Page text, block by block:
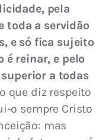
pela
toda a servidão
e só fica sujeito
é reinar, e pelo
a todas
que diz respeito
o sempre Cristo
mas